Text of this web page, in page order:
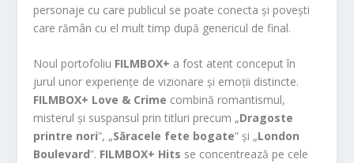
personaje cu care publicul se poate conecta și povești
care rămân cu el mult timp după genericul de final.
Noul portofoliu FILMBOX+ a fost atent conceput în
jurul unor experiențe de vizionare și emoții distincte.
FILMBOX+ Love & Crime combină romantismul,
misterul și suspansul prin titluri precum „Dragoste
printre nori”, „Săracele fete bogate” și „London
Boulevard”. FILMBOX+ Hits se concentrează pe cele